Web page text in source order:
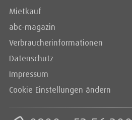
Mietkauf
abc-magazin
Verbraucherinformationen
Datenschutz
Impressum
Cookie Einstellungen ändern